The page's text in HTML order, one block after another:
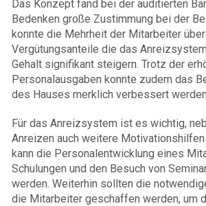
Das Konzept fand bei der auditierten
Bedenken große Zustimmung bei der
konnte die Mehrheit der Mitarbeiter
Vergütungsanteile die das
Gehalt signifikant steigern. Trotz der
Personalausgaben konnte zudem das
des Hauses merklich verbessert
Für das Anreizsystem ist es wichtig,
Anreizen auch weitere Motivationshilfen
kann die Personalentwicklung eines
Schulungen und den Besuch von
werden. Weiterhin sollten die
die Mitarbeiter geschaffen werden, um